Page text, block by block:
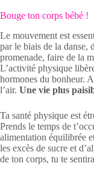
Bouge ton corps bébé !
Le mouvement est
par le biais de la danse,
promenade, faire de la
L’activité physique
hormones du bonheur.
l’air. Une vie plus
Ta santé physique est
Prends le temps de
alimentation équilibrée
les excès de sucre et
de ton corps, tu te